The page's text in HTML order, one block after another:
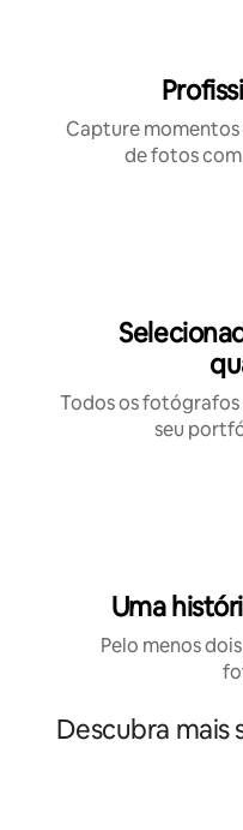
Capture momentos
de fotos
Todos os fotógrafos
seu
Uma
Pelo menos
Descubra mais